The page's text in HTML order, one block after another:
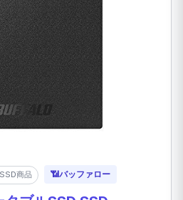
商品 📶バッファロー